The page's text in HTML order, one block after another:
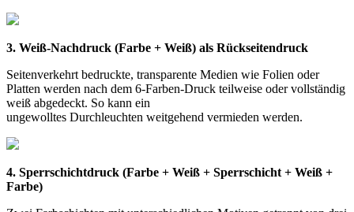
3. Weiß-Nachdruck (Farbe + Weiß) als Rückseitendruck
Seitenverkehrt bedruckte, transparente Medien wie Folien oder
Platten werden nach dem 6-Farben-Druck teilweise oder vollständig
weiß abgedeckt. So kann ein
ungewolltes Durchleuchten weitgehend vermieden werden.
4. Sperrschichtdruck (Farbe + Weiß + Sperrschicht + Weiß +
Farbe)